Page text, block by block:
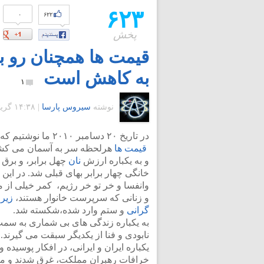
۶۲۳
پخش
۰ ۶۲۲
قیمت ها همچنان رو
به کاهش است
۱
نوشته سیروس پارسا ۱۴:۳۸ گرينويچ - دوشنبه ۲۹ آذر ۱۳۸۹
در تاریخ ۲۰ دسامبر ۲۰۱۰ ما نوشتیم که
قیمت ها هرلحظه سر به آسمان می
و به یکباره ارزش نان چهل برابر، و برق
خانگی چهار برابر بهای قبلی شد. در
وانفسا و خر تو خر رژیم، کمر خیلی از
و زنانی که سرپرست خانوار هستند،
گرانی و ستم وارد شده،شکسته شد.
به یکباره زندگی های بی شماری به
نابودی و فنا از یکدیگر سبقت می گیرند.
یکباره ایران و ایرانی، در افکار پوسیده و
خرافات رهبران مملکت، غرق شدند و